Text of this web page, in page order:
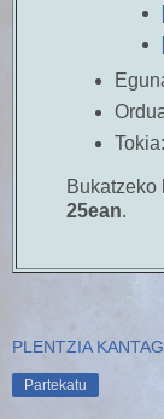
Tokia:
25ean.
PLENTZIA
Partekatu